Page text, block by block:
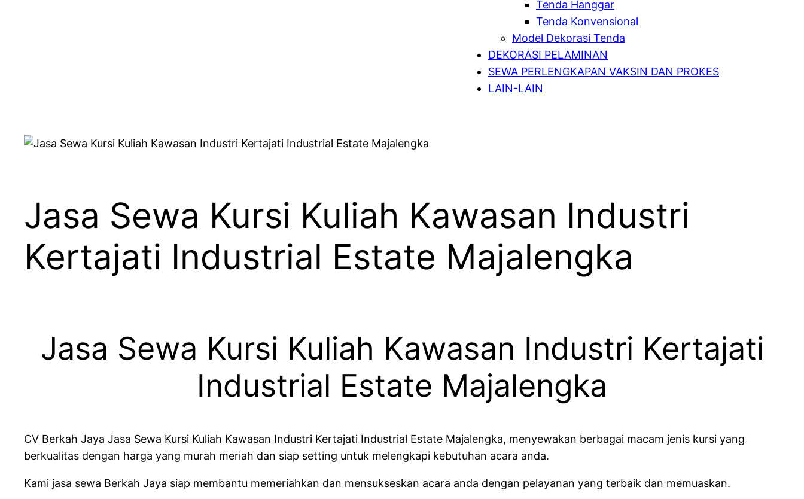
Tenda Hanggar
Tenda Konvensional
Model Dekorasi Tenda
DEKORASI PELAMINAN
SEWA PERLENGKAPAN VAKSIN DAN PROKES
LAIN-LAIN
Jasa Sewa Kursi Kuliah Kawasan Industri
Kertajati Industrial Estate Majalengka
Jasa Sewa Kursi Kuliah Kawasan Industri Kertajati
Industrial Estate Majalengka
CV Berkah Jaya Jasa Sewa Kursi Kuliah Kawasan Industri Kertajati Industrial Estate Majalengka, menyewakan berbagai macam jenis kursi yang
berkualitas dengan harga yang murah meriah dan siap setting untuk melengkapi kebutuhan acara anda.
Kami jasa sewa Berkah Jaya siap membantu memeriahkan dan mensukseskan acara anda dengan pelayanan yang terbaik dan memuaskan.